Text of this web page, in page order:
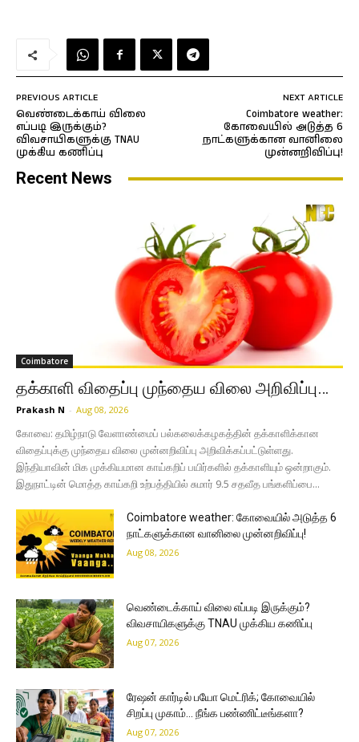
PREVIOUS ARTICLE
வெண்டைக்காய் விலை
எப்படி இருக்கும்?
விவசாயிகளுக்கு TNAU
முக்கிய கணிப்பு
NEXT ARTICLE
Coimbatore weather:
கோவையில் அடுத்த 6
நாட்களுக்கான வானிலை
முன்னறிவிப்பு!
Recent News
Coimbatore
தக்காளி விதைப்பு முந்தைய விலை அறிவிப்பு…
Prakash N - Aug 08, 2026
கோவை: தமிழ்நாடு வேளாண்மைப் பல்கலைக்கழகத்தின் தக்காளிக்கான
விதைப்புக்கு முந்தைய விலை முன்னறிவிப்பு அறிவிக்கப்பட்டுள்ளது.
இந்தியாவின் மிக முக்கியமான காய்கறிப் பயிர்களில் தக்காளியும் ஒன்றாகும்.
இதுநாட்டின் மொத்த காய்கறி உற்பத்தியில் சுமார் 9.5 சதவீத பங்களிப்பை...
Coimbatore weather: கோவையில் அடுத்த 6
நாட்களுக்கான வானிலை முன்னறிவிப்பு!
Aug 08, 2026
வெண்டைக்காய் விலை எப்படி இருக்கும்?
விவசாயிகளுக்கு TNAU முக்கிய கணிப்பு
Aug 07, 2026
ரேஷன் கார்டில் பயோ மெட்ரிக்; கோவையில்
சிறப்பு முகாம்… நீங்க பண்ணிட்டீங்களா?
Aug 07, 2026